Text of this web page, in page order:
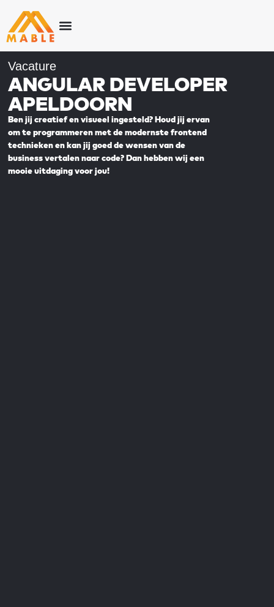
Vacature
ANGULAR DEVELOPER
APELDOORN
Ben jij creatief en visueel ingesteld? Houd jij ervan
om te programmeren met de modernste frontend
technieken en kan jij goed de wensen van de
business vertalen naar code? Dan hebben wij een
mooie uitdaging voor jou!